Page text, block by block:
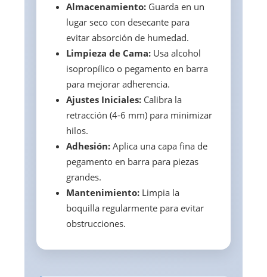
Almacenamiento: Guarda en un
lugar seco con desecante para
evitar absorción de humedad.
Limpieza de Cama: Usa alcohol
isopropílico o pegamento en barra
para mejorar adherencia.
Ajustes Iniciales: Calibra la
retracción (4-6 mm) para minimizar
hilos.
Adhesión:Aplica una capa fina de
pegamento en barra para piezas
grandes.
Mantenimiento: Limpia la
boquilla regularmente para evitar
obstrucciones.